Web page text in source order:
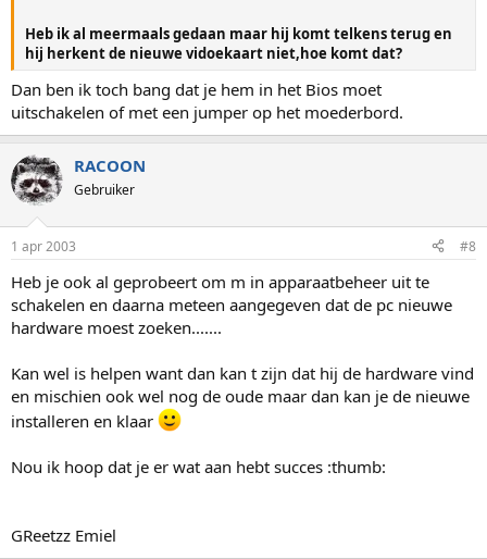
Heb ik al meermaals gedaan maar hij komt telkens terug en
hij herkent de nieuwe vidoekaart niet,hoe komt dat?
Dan ben ik toch bang dat je hem in het Bios moet
uitschakelen of met een jumper op het moederbord.
RACOON
Gebruiker
1 apr 2003 #8
Heb je ook al geprobeert om m in apparaatbeheer uit te
schakelen en daarna meteen aangegeven dat de pc nieuwe
hardware moest zoeken.......
Kan wel is helpen want dan kan t zijn dat hij de hardware vind
en mischien ook wel nog de oude maar dan kan je de nieuwe
installeren en klaar
Nou ik hoop dat je er wat aan hebt succes :thumb:
GReetzz Emiel